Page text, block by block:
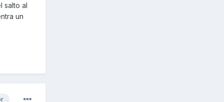
salto al
un